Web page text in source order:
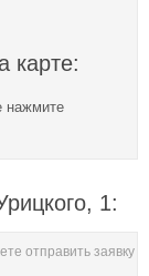
карте:
нажмите
1:
отправить заявку